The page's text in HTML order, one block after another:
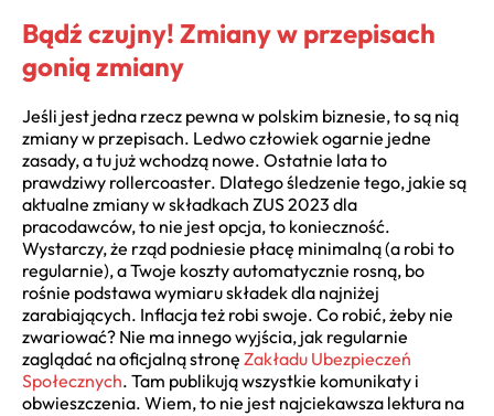
Bądź czujny! Zmiany w przepisach
gonią zmiany
Jeśli jest jedna rzecz pewna w polskim biznesie, to są nią
zmiany w przepisach. Ledwo człowiek ogarnie jedne
zasady, a tu już wchodzą nowe. Ostatnie lata to
prawdziwy rollercoaster. Dlatego śledzenie tego, jakie są
aktualne zmiany w składkach ZUS 2023 dla
pracodawców, to nie jest opcja, to konieczność.
Wystarczy, że rząd podniesie płacę minimalną (a robi to
regularnie), a Twoje koszty automatycznie rosną, bo
rośnie podstawa wymiaru składek dla najniżej
zarabiających. Inflacja też robi swoje. Co robić, żeby nie
zwariować? Nie ma innego wyjścia, jak regularnie
zaglądać na oficjalną stronę Zakładu Ubezpieczeń
Społecznych. Tam publikują wszystkie komunikaty i
obwieszczenia. Wiem, to nie jest najciekawsza lektura na